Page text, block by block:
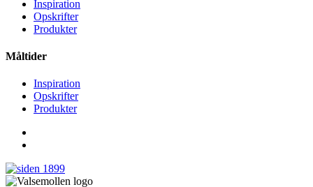
Inspiration
Opskrifter
Produkter
Måltider
Inspiration
Opskrifter
Produkter